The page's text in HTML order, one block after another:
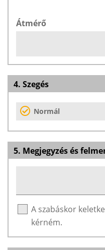
Átmérő
4. Szegés
Normál
5. Megjegyzés és
A szabáskor
kérném.